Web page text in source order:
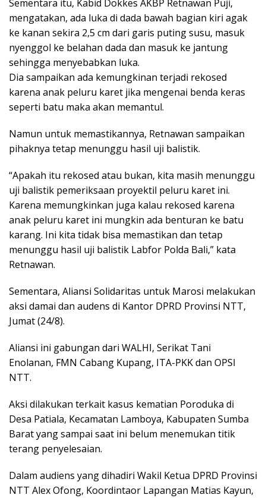
Sementara itu, Kabid Dokkes AKBP Retnawan Puji,
mengatakan, ada luka di dada bawah bagian kiri agak
ke kanan sekira 2,5 cm dari garis puting susu, masuk
nyenggol ke belahan dada dan masuk ke jantung
sehingga menyebabkan luka.
Dia sampaikan ada kemungkinan terjadi rekosed
karena anak peluru karet jika mengenai benda keras
seperti batu maka akan memantul.
Namun untuk memastikannya, Retnawan sampaikan
pihaknya tetap menunggu hasil uji balistik.
“Apakah itu rekosed atau bukan, kita masih menunggu
uji balistik pemeriksaan proyektil peluru karet ini.
Karena memungkinkan juga kalau rekosed karena
anak peluru karet ini mungkin ada benturan ke batu
karang. Ini kita tidak bisa memastikan dan tetap
menunggu hasil uji balistik Labfor Polda Bali,” kata
Retnawan.
Sementara, Aliansi Solidaritas untuk Marosi melakukan
aksi damai dan audens di Kantor DPRD Provinsi NTT,
Jumat (24/8).
Aliansi ini gabungan dari WALHI, Serikat Tani
Enolanan, FMN Cabang Kupang, ITA-PKK dan OPSI
NTT.
Aksi dilakukan terkait kasus kematian Poroduka di
Desa Patiala, Kecamatan Lamboya, Kabupaten Sumba
Barat yang sampai saat ini belum menemukan titik
terang penyelesaian.
Dalam audiens yang dihadiri Wakil Ketua DPRD Provinsi
NTT Alex Ofong, Koordintaor Lapangan Matias Kayun,